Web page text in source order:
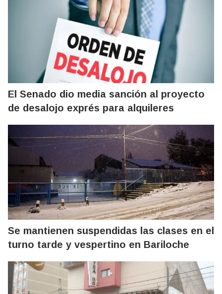
El Senado dio media sanción al proyecto
de desalojo exprés para alquileres
Se mantienen suspendidas las clases en el
turno tarde y vespertino en Bariloche